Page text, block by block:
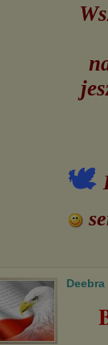
🕊
Deebra